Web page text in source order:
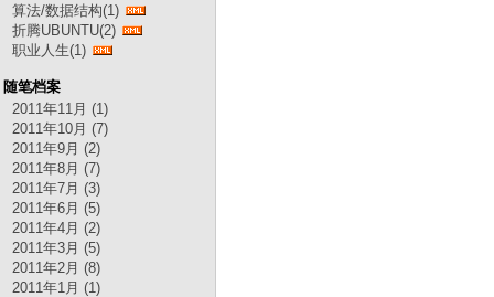
算法/数据结构(1)
折腾UBUNTU(2)
职业人生(1)
随笔档案
2011年11月 (1)
2011年10月 (7)
2011年9月 (2)
2011年8月 (7)
2011年7月 (3)
2011年6月 (5)
2011年4月 (2)
2011年3月 (5)
2011年2月 (8)
2011年1月 (1)